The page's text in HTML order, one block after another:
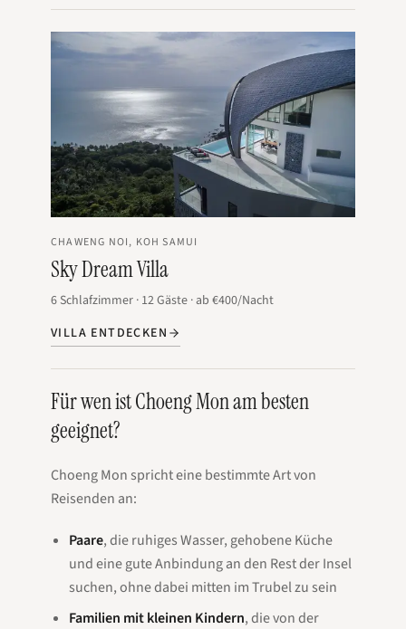
CHAWENG NOI, KOH SAMUI
Sky Dream Villa
6 Schlafzimmer · 12Gäste ·ab €400/Nacht
VILLA ENTDECKEN
Für wen ist Choeng Mon am besten
geeignet?
Choeng Mon spricht eine bestimmte Art von
Reisenden an:
Paare, die ruhiges Wasser, gehobene Küche
und eine gute Anbindung an den Rest der Insel
suchen, ohne dabei mitten im Trubel zu sein
Familien mit kleinen Kindern, die von der